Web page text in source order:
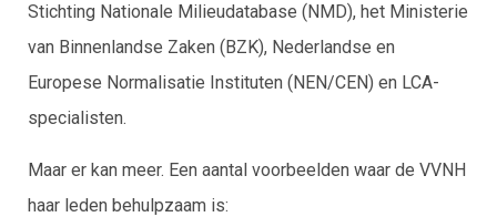
Stichting Nationale Milieudatabase (NMD), het Ministerie
van Binnenlandse Zaken (BZK), Nederlandse en
Europese Normalisatie Instituten (NEN/CEN) en LCA-
specialisten.
Maar er kan meer. Een aantal voorbeelden waar de VVNH
haar leden behulpzaam is: